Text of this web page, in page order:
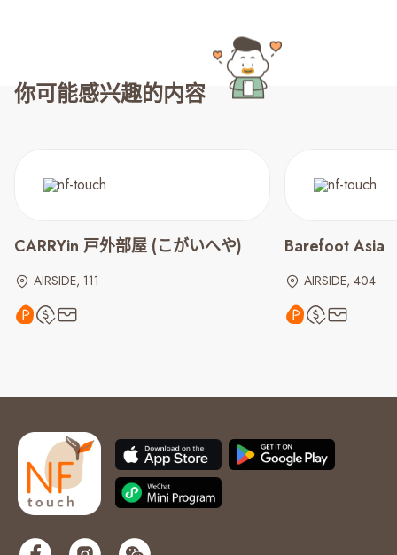
你可能感兴趣的内容
CARRYin 戸外部屋 (こがいへや)
AIRSIDE, 111
Barefoot Asia
AIRSIDE, 404